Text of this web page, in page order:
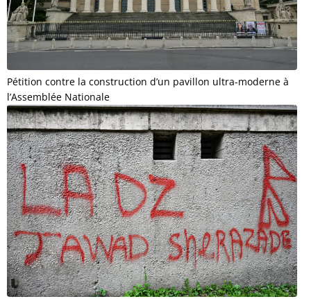
Pétition contre la construction d’un pavillon ultra-moderne à
l’Assemblée Nationale